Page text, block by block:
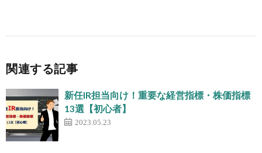
関連する記事
新任IR担当向け！重要な経営指標・株価指標
13選【初心者】
2023.05.23